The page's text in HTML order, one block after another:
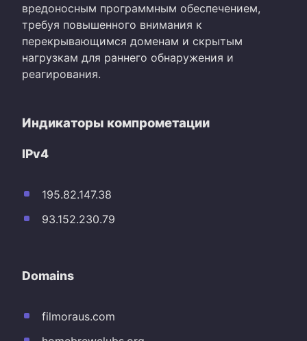
вредоносным программным обеспечением,
требуя повышенного внимания к
перекрывающимся доменам и скрытым
нагрузкам для раннего обнаружения и
реагирования.
Индикаторы компрометации
IPv4
195.82.147.38
93.152.230.79
Domains
filmoraus.com